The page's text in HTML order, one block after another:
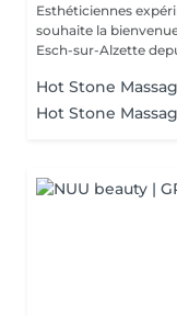
Esthéticiennes
souhaite la
Esch-sur-Alzette
Hot Stone
Hot Stone